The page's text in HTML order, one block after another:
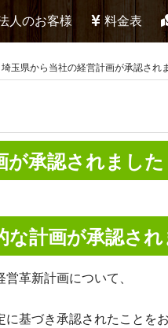
人のお客様 料金表
埼玉県から当社の経営計画が承認され
承認されました
な計画が承認さ
革新計画について、
基づき承認されたことを